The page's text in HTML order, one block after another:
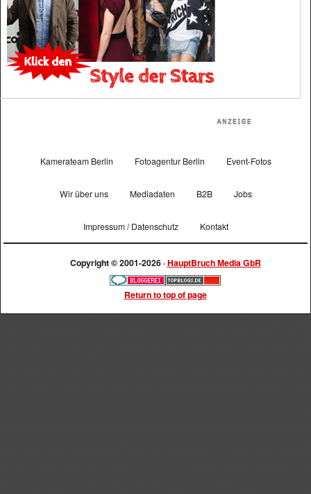
Kamerateam Berlin Fotoagentur Berlin Event-Fotos
Wir über uns Mediadaten B2B Jobs
Impressum / Datenschutz Kontakt
Copyright © 2001-2026 ·HauptBruch Media GbR
Return to top of page